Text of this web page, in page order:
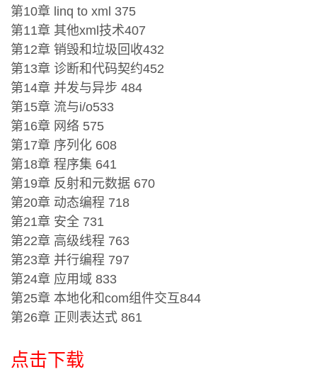
第10章 linq to xml 375
第11章 其他xml技术407
第12章 销毁和垃圾回收432
第13章 诊断和代码契约452
第14章 并发与异步 484
第15章 流与i/o533
第16章 网络 575
第17章 序列化 608
第18章 程序集 641
第19章 反射和元数据 670
第20章 动态编程 718
第21章 安全 731
第22章 高级线程 763
第23章 并行编程 797
第24章 应用域 833
第25章 本地化和com组件交互844
第26章 正则表达式 861
点击下载